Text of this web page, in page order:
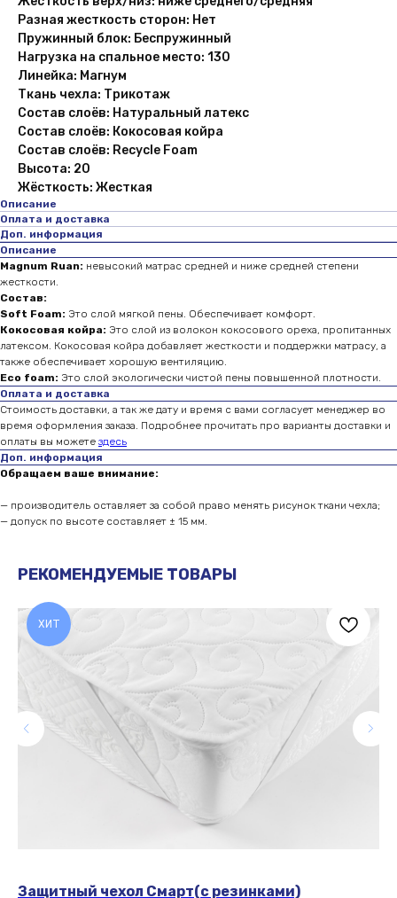
Разная жесткость сторон: Нет
Пружинный блок: Беспружинный
Нагрузка на спальное место: 130
Линейка: Магнум
Ткань чехла: Трикотаж
Состав слоёв: Натуральный латекс
Состав слоёв: Кокосовая койра
Состав слоёв: Recycle Foam
Высота: 20
Жёсткость: Жесткая
Описание
Оплата и доставка
Доп. информация
Описание
Magnum Ruan: невысокий матрас средней и ниже средней степени
жесткости.
Состав:
Soft Foam: Это слой мягкой пены. Обеспечивает комфорт.
Кокосовая койра: Это слой из волокон кокосового ореха, пропитанных
латексом. Кокосовая койра добавляет жесткости и поддержки матрасу, а
также обеспечивает хорошую вентиляцию.
Eco foam: Это слой экологически чистой пены повышенной плотности.
Оплата и доставка
Стоимость доставки, а так же дату и время с вами согласует менеджер во
время оформления заказа. Подробнее прочитать про варианты доставки и
оплаты вы можете здесь
Доп. информация
Обращаем ваше внимание:
— производитель оставляет за собой право менять рисунок ткани чехла;
— допуск по высоте составляет ± 15 мм.
РЕКОМЕНДУЕМЫЕ ТОВАРЫ
ХИТ
Защитный чехол Смарт(с резинками)
ЧАСТО ЗАДАВАЕМЫЕ
ВОПРОСЫ